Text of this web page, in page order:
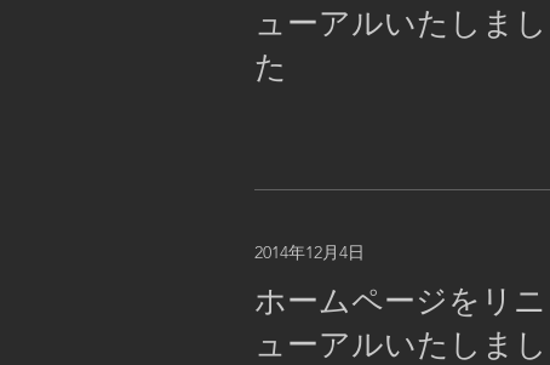
ューアルいたしまし
た
2014年12月4日
ホームページをリニ
ューアルいたしまし